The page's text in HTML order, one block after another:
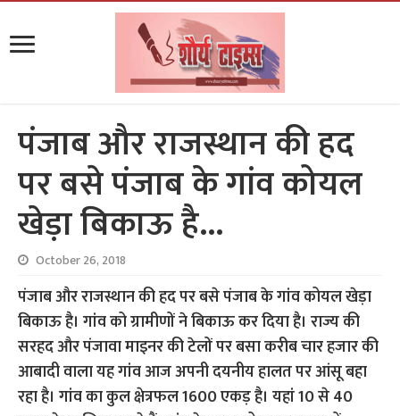
पंजाब और राजस्थान की हद
पर बसे पंजाब के गांव कोयल
खेड़ा बिकाऊ है…
October 26, 2018
पंजाब और राजस्थान की हद पर बसे पंजाब के गांव कोयल खेड़ा
बिकाऊ है। गांव को ग्रामीणों ने बिकाऊ कर दिया है। राज्य की
सरहद और पंजावा माइनर की टेलों पर बसा करीब चार हजार की
आबादी वाला यह गांव आज अपनी दयनीय हालत पर आंसू बहा
रहा है। गांव का कुल क्षेत्रफल 1600 एकड़ है। यहां 10 से 40